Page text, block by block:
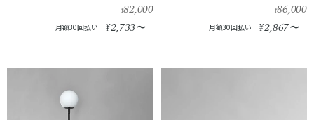
¥82,000
月額30回払い ¥2,733〜
¥86,000
月額30回払い ¥2,867〜